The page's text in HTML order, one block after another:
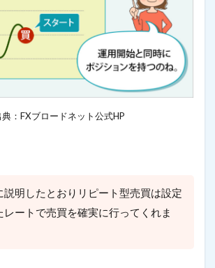
典：FXブロードネット公式HP
説明したとおりリピート型売買は設定
レートで売買を確実に行ってくれま